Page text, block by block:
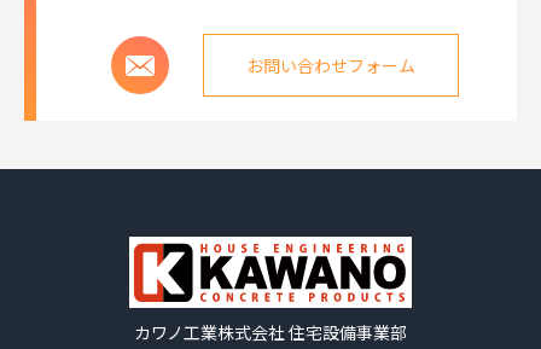
お問い合わせフォーム
カワノ工業株式会社 住宅設備事業部